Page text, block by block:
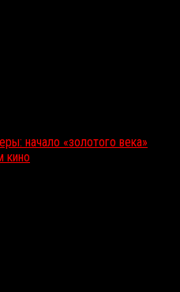
начало «золотого века»
кино